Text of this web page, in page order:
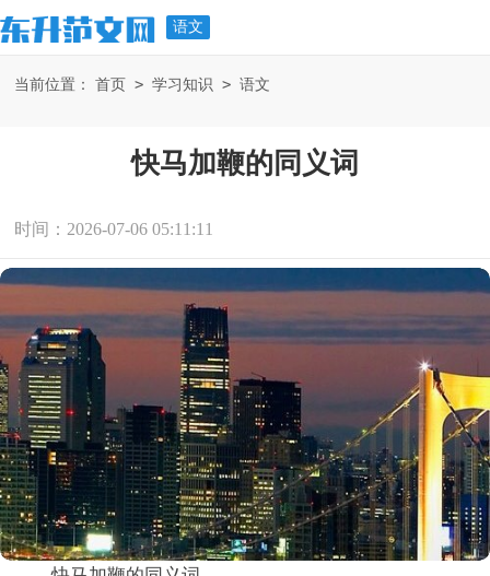
语文
当前位置： 首页 > 学习知识 > 语文
快马加鞭的同义词
时间：2026-07-06 05:11:11